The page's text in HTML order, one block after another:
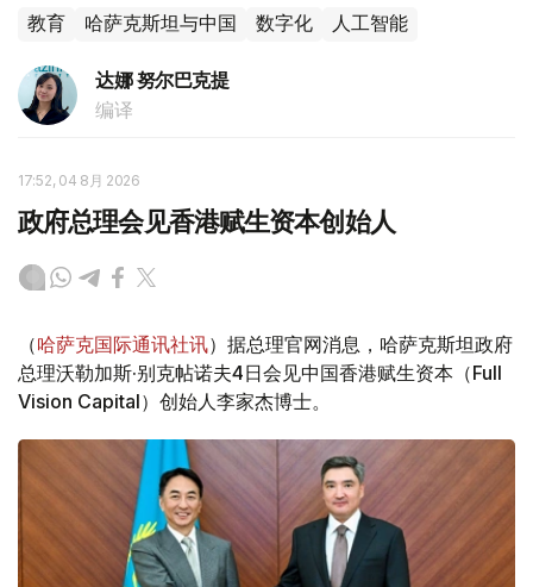
教育 哈萨克斯坦与中国 数字化 人工智能
达娜 努尔巴克提
编译
17:52, 04 8月 2026
政府总理会见香港赋生资本创始人
（哈萨克国际通讯社讯）据总理官网消息，哈萨克斯坦政府
总理沃勒加斯·别克帖诺夫4日会见中国香港赋生资本（Full
Vision Capital）创始人李家杰博士。